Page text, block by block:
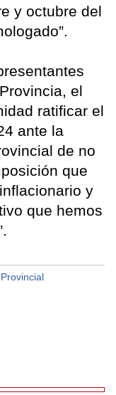
y octubre del
el
ratificar el
ante la
de no
que
y
que hemos